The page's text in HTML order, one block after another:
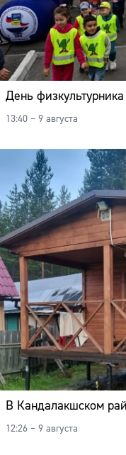
День
13:40 – 9 августа
В Кандалакшском
12:26 – 9 августа